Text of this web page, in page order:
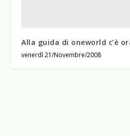
Alla guida di oneworld c’è
venerdì 21/Novembre/2008